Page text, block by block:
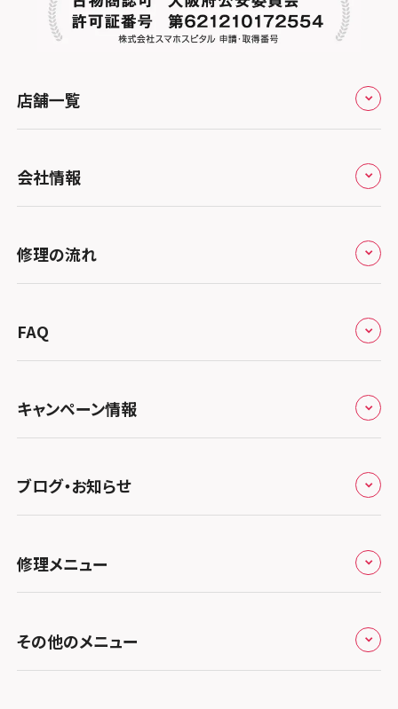
店舗一覧
北海道・東北
スマホスピタル大丸札幌
関東
スマホスピタル宇都宮
スマホスピタル 高崎
スマホスピタル鴻巣
スマホスピタル テルル三芳
スマホスピタル 熊谷
スマホスピタル ゲオデジタルベース川口元郷
スマホスピタル埼玉大宮
スマホスピタル テルル蒲生
スマホスピタル テルル新越谷
スマホスピタル テルル草加花栗
スマホスピタル テルル東川口
北陸・甲信越
スマホスピタルアル・プラザ小松
スマホスピタル 北陸総合修理センター
スマホスピタル 長野
東海
スマホスピタル岐阜
スマホスピタル 浜松
スマホスピタル静岡パルコ
スマホスピタル 藤枝
スマホスピタル名古屋駅前
スマホスピタル名古屋金山
スマホスピタル 大府
スマホスピタル 西枇杷島
スマホスピタル 尾張旭
関西
スマホスピタル 大阪梅田
スマホスピタル by デジホ 梅田地下（うめちか）
スマホスピタル京橋
スマホスピタル難波
スマホスピタルイオンタウン茨木太田
中国・四国
スマホスピタル岡山駅前
スマホスピタル西条
スマホスピタル by デジホ マークイズ福岡もも
ち
スマホスピタル福岡天神
スマホスピタル熊本下通
スマホスピタル GODOモバイル大分府内町
会社情報
会社概要
総務省登録業者
特定商取引法に関する表記
プライバシーポリシー
郵送修理依頼
修理の流れ
郵送修理の流れ
FAQ
キャンペーン情報
キャンペーン一覧
ブログ・お知らせ
お知らせ
修理メニュー
iPhone修理メニュー
その他のメニュー